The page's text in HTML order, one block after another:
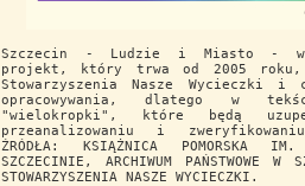
Szczecin - Ludzie i Miasto -
projekt, który trwa od 2005 roku,
Stowarzyszenia Nasze
opracowywania, dlatego w
"wielokropki", które będą
przeanalizowaniu i
ŹRÓDŁA: KSIĄŻNICA POMORSKA
SZCZECINIE, ARCHIWUM PAŃSTWOWE
STOWARZYSZENIA NASZE WYCIECZKI.